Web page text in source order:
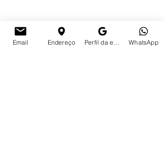
Email Endereço WhatsApp